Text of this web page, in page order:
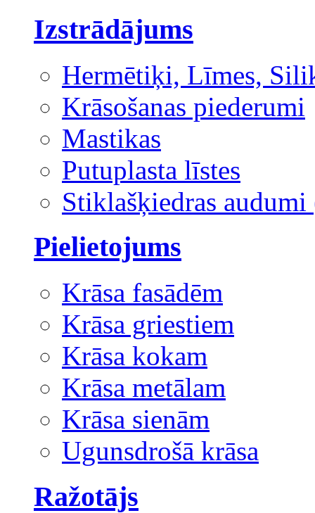
Izstrādājums
Hermētiķi, Līmes,
Krāsošanas piederumi
Mastikas
Putuplasta līstes
Stiklašķiedras audumi
Pielietojums
Krāsa fasādēm
Krāsa griestiem
Krāsa kokam
Krāsa metālam
Krāsa sienām
Ugunsdrošā krāsa
Ražotājs